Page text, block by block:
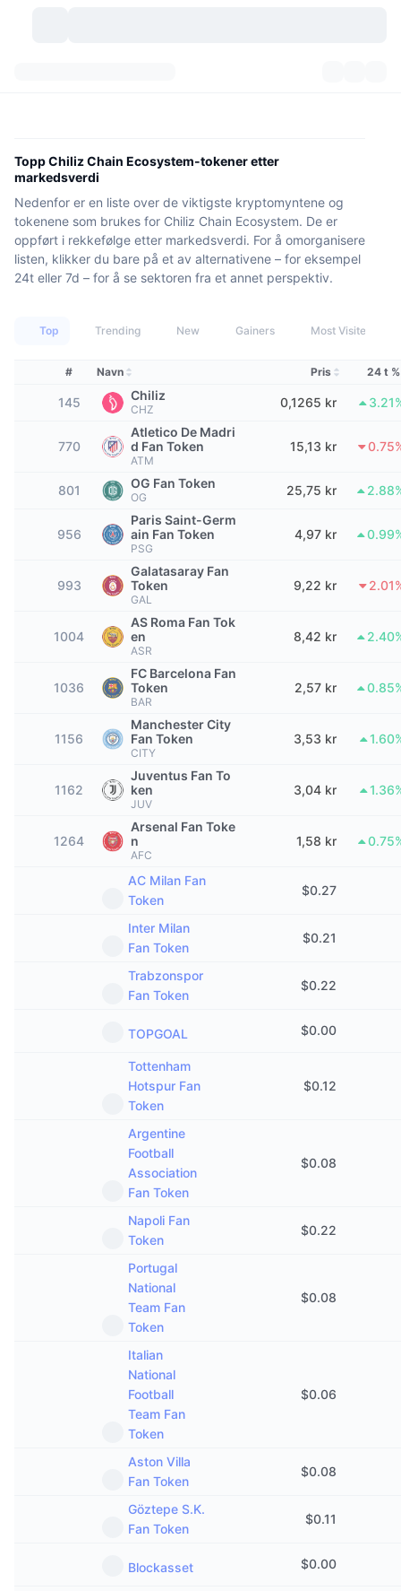
Historiske øyeblikksbilder
Tokenopplåsninger
Aktiva i den virkelige verden
Trending
Kommende
Nylig lagt til
Vinnere og tapere
Mest besøkt
Fellesskapssentiment
Blokkjederangering
Prediksjonsmarkeder
Samlet NFT-statistikk
Kommende salg
Markedsoversikt
Spotmarked
Antall kryptovalutaer
Bitcoin Kassebeholdninger
BNB Kassebeholdninger
Innstrømning/utstrømning på børs
Frykt og grådighetsindeks.
Altcoin-sesongindeks
Indikatorer for markedssykluser
Bitcoin-dominans
CoinMarketCap 20-indeksen
CoinMarketCap 100-indeksen
Krypto-ETF-er
Bitcoin ETF-er
Ethereum ETF-er
Likvidasjoner
Finansieringsrenter
Populært
Ny
Topphandlere
Sentraliserte børser
Spot
Derivater
Desentraliserte børser
Samfunn
Nyhetsstrøm
Direktesendinger
Artikler
Sentiment
API
API
Krypto-API
DEX API
Bedrift
Priser
Ressurser
Dokumentasjon
Vanlige spørsmål
AI-integrasjoner
CMC Agent Hub
Markedsplass for ferdigheter
CMC MCP
Produkter
Konverter
Nyhetsbrev
CMC Launch
CMC Labs
CMC Max
Toppsaker
Telegram-bot
Miniprogram på nettsteder
Opplæring
Diamantbelønninger
Lær og tjen
ICO-kalender
Hendelseskalender
Topp Chiliz Chain Ecosystem-tokener etter
markedsverdi
Nedenfor er en liste over de viktigste kryptomyntene og
tokenene som brukes for Chiliz Chain Ecosystem. De er
oppført i rekkefølge etter markedsverdi. For å omorganisere
listen, klikker du bare på et av alternativene – for eksempel
24t eller 7d – for å se sektoren fra et annet perspektiv.
Top Trending New Gainers Most Visited
# Navn Pris 24 t %
145 Chiliz
CHZ 0,1265 kr
770
Atletico De Madri
d Fan Token
ATM
15,13 kr
801 OG Fan Token
OG 25,75 kr
956
Paris Saint-Germ
ain Fan Token
PSG
4,97 kr
993
Galatasaray Fan
Token
GAL
9,22 kr
1004
AS Roma Fan Tok
en
ASR
8,42 kr
1036
FC Barcelona Fan
Token
BAR
2,57 kr
1156
Manchester City
Fan Token
CITY
3,53 kr
1162
Juventus Fan To
ken
JUV
3,04 kr
1264
Arsenal Fan Toke
n
AFC
1,58 kr
AC Milan Fan
Token
$0.27
Inter Milan
Fan Token
$0.21
Trabzonspor
Fan Token
$0.22
TOPGOAL $0.00
Tottenham
Hotspur Fan
Token
$0.12
Argentine
Football
Association
Fan Token
$0.08
Napoli Fan
Token
$0.22
Portugal
National
Team Fan
Token
$0.08
Italian
National
Football
Team Fan
Token
$0.06
Aston Villa
Fan Token
$0.08
Göztepe S.K.
Fan Token
$0.11
Blockasset $0.00